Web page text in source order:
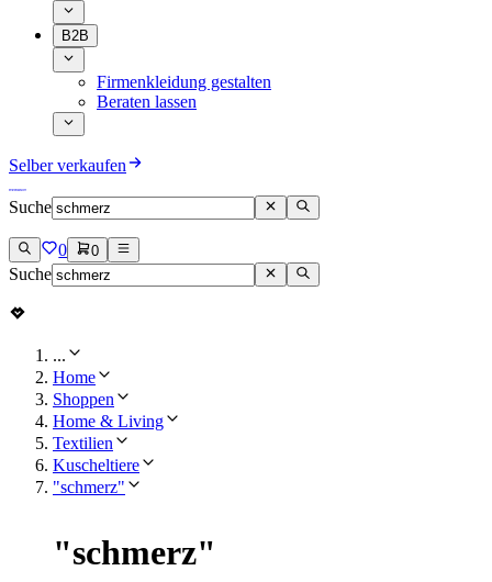
B2B
Firmenkleidung gestalten
Beraten lassen
Selber verkaufen
Suche
0 0
Suche
...
Home
Shoppen
Home & Living
Textilien
Kuscheltiere
"schmerz"
"schmerz"